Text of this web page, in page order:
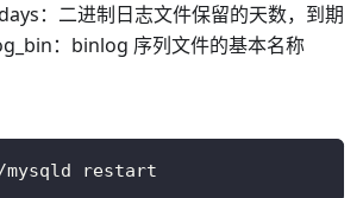
：二进制日志文件保留的天数，到期
：binlog 序列文件的基本名称
restart